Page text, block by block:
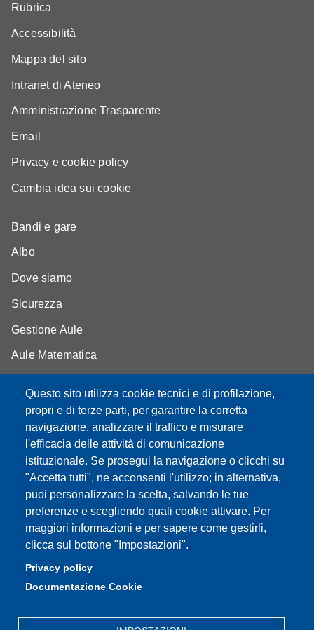
Questo sito utilizza cookie tecnici e di profilazione,
propri e di terze parti, per garantire la corretta
navigazione, analizzare il traffico e misurare
l'efficacia delle attività di comunicazione
istituzionale. Se prosegui la navigazione o clicchi su
"Accetta tutti", ne acconsenti l'utilizzo; in alternativa,
puoi personalizzare la scelta, salvando le tue
preferenze e scegliendo quali cookie attivare. Per
maggiori informazioni e per sapere come gestirli,
clicca sul bottone "Impostazioni".
Privacy policy
Documentazione Cookie
Rubrica
Accessibilità
Mappa del sito
Intranet di Ateneo
Amministrazione Trasparente
Email
Privacy e cookie policy
Cambia idea sui cookie
Bandi e gare
Albo
Dove siamo
Sicurezza
Gestione Aule
Aule Matematica
Portale studenti
Moodle didattica online
Partita IVA: 00427620364
Dipartimento di Scienze Fisiche, Informatiche, Matematiche
Sede: Via Campi 213/A - 41125 Modena, Italy
dipfim@pec.unimore.it
Tel.: +39 059 205 5243; Fax: +39 059 205 5235